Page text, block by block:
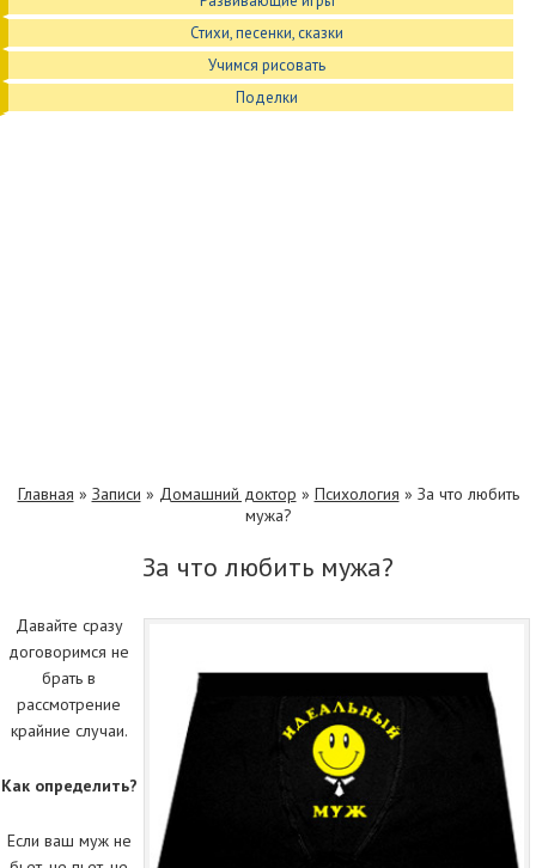
Стихи, песенки, сказки
Учимся рисовать
Поделки
Главная » Записи » Домашний доктор » Психология » За что любить
мужа?
За что любить мужа?
Давайте сразу
договоримся не
брать в
рассмотрение
крайние случаи.
Как определить?
Если ваш муж не